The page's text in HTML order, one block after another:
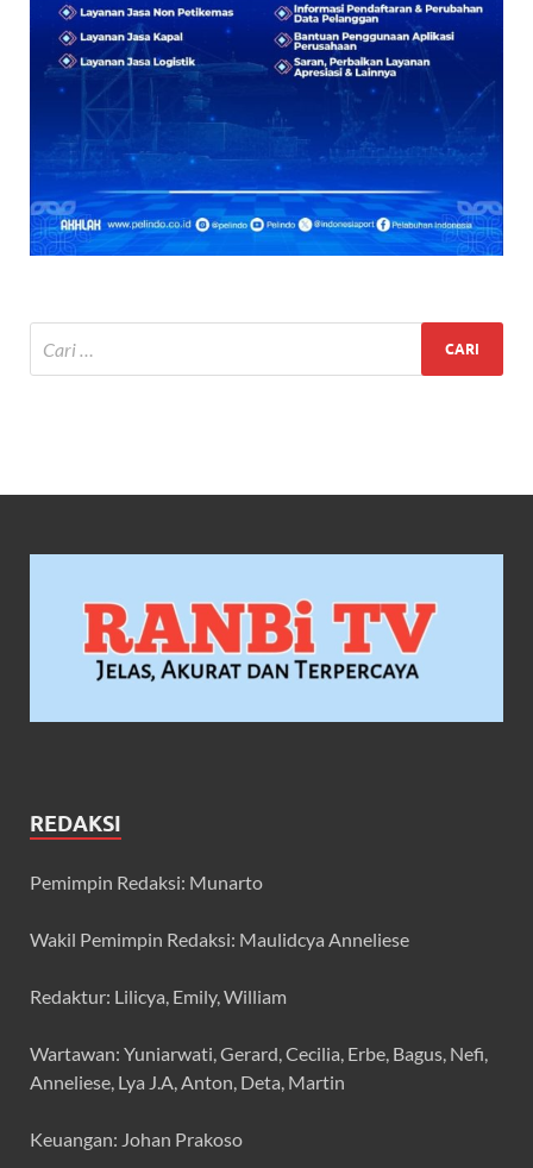
REDAKSI
Pemimpin Redaksi: Munarto
Wakil Pemimpin Redaksi: Maulidcya Anneliese
Redaktur: Lilicya, Emily, William
Wartawan: Yuniarwati, Gerard, Cecilia, Erbe, Bagus, Nefi,
Anneliese, Lya J.A, Anton, Deta, Martin
Keuangan: Johan Prakoso